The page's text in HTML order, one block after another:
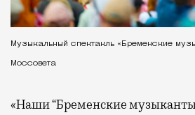
Музыкальный спектакль «Бременские
Моссовета
«Наши “Бременские